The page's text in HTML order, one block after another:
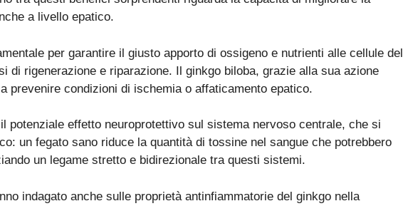
a livello epatico.
per garantire il giusto apporto di ossigeno e nutrienti alle cellule del
di rigenerazione e riparazione. Il ginkgo biloba, grazie alla sua azione
prevenire condizioni di ischemia o affaticamento epatico.
potenziale effetto neuroprotettivo sul sistema nervoso centrale, che si
un fegato sano riduce la quantità di tossine nel sangue che potrebbero
un legame stretto e bidirezionale tra questi sistemi.
indagato anche sulle proprietà antinfiammatorie del ginkgo nella